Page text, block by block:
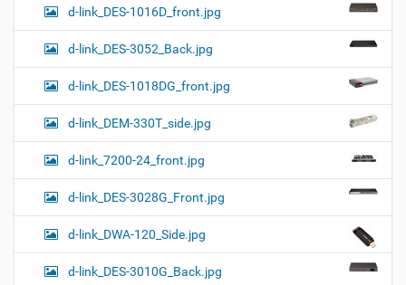
d-link_DES-1016D_front.jpg
d-link_DES-3052_Back.jpg
d-link_DES-1018DG_front.jpg
d-link_DEM-330T_side.jpg
d-link_7200-24_front.jpg
d-link_DES-3028G_Front.jpg
d-link_DWA-120_Side.jpg
d-link_DES-3010G_Back.jpg